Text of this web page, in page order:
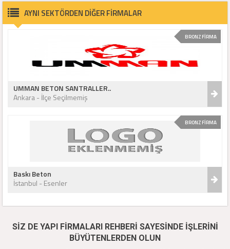
AYNI SEKTÖRDEN DİĞER FİRMALAR
BRONZ FİRMA
UMMAN BETON SANTRALLER..
Ankara - İlçe Seçilmemiş
BRONZ FİRMA
Baskı Beton
İstanbul - Esenler
SİZ DE YAPI FİRMALARI REHBERİ SAYESİNDE İŞLERİNİ
BÜYÜTENLERDEN OLUN